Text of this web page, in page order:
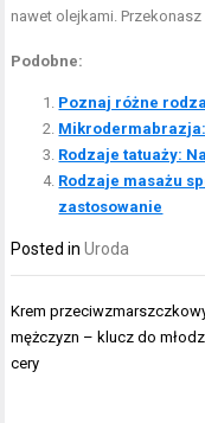
nawet olejkami.
Podobne:
Poznaj różne
Rodzaje tatuaży:
Rodzaje masażu
zastosowanie
Posted inUroda
Nawigacja
wpisu
Krem
mężczyzn – klucz do
cery